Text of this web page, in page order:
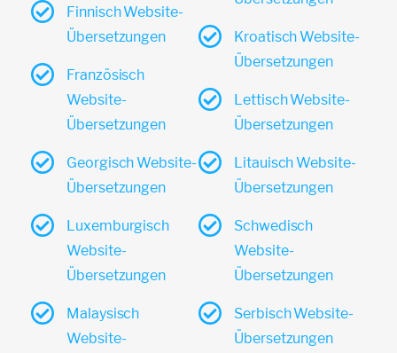
Finnisch Website-
Übersetzungen
Französisch
Website-
Übersetzungen
Georgisch Website-
Übersetzungen
Kroatisch Website-
Übersetzungen
Lettisch Website-
Übersetzungen
Litauisch Website-
Übersetzungen
Luxemburgisch
Website-
Übersetzungen
Malaysisch
Website-
Schwedisch
Website-
Übersetzungen
Serbisch Website-
Übersetzungen